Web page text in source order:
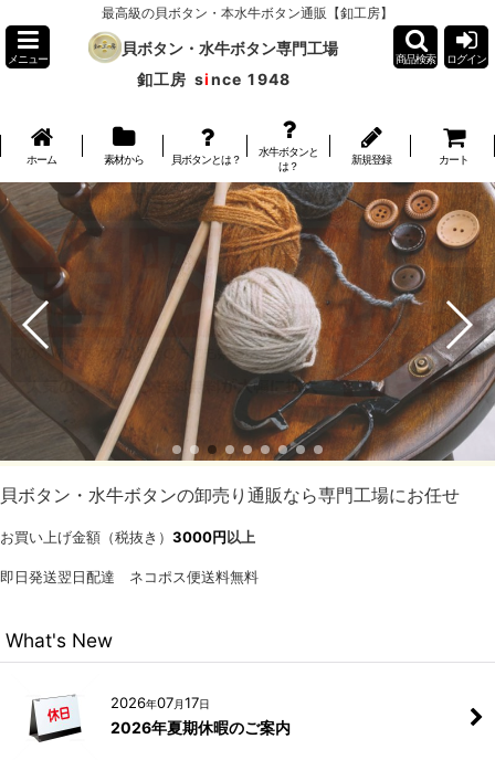
最高級の貝ボタン・本水牛ボタン通販【釦工房】
メニュー
貝ボタン・水牛ボタン専門工場
釦工房 since 1948
商品検索 ログイン
ホーム 素材から 貝ボタンとは？
水牛ボタンと
は？
新規登録 カート
貝ボタン・水牛ボタンの卸売り通販なら専門工場にお任せ
お買い上げ金額（税抜き） 3000円以上
即日発送翌日配達 ネコポス便送料無料
What's New
2026年07月17日
2026年夏期休暇のご案内